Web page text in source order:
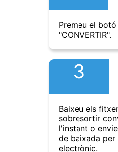
Premeu el botó
"CONVERTIR".
3
Baixeu els
sobresortir
l'instant o
de baixada per
electrònic.